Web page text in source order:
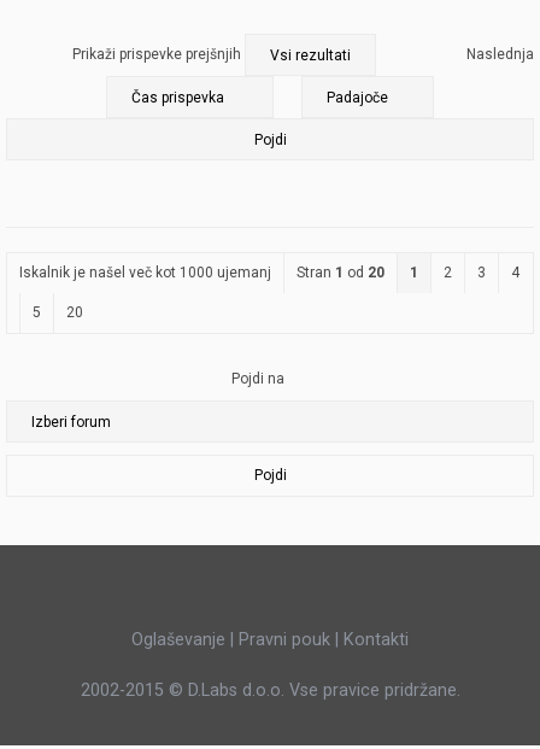
Naslednja
Prikaži prispevke prejšnjih
Iskalnik je našel več kot 1000 ujemanj Stran 1 od 20 1 2 3 4
5 20
Pojdi na
Pojdi
Oglaševanje Pravni pouk Kontakti
2002-2015 © D.Labs d.o.o. Vse pravice pridržane.